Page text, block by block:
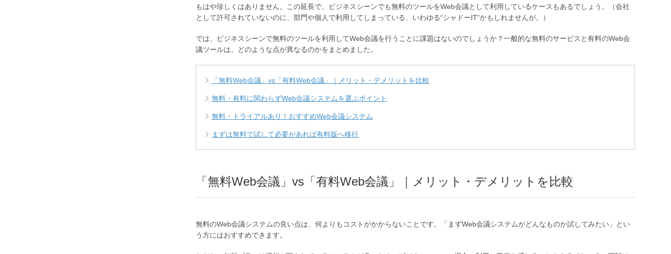
もはや珍しくはありません。この延長で、ビジネスシーンでも無料のツールをWeb会議として利用しているケースもあるでしょう。（会社
として許可されていないのに、部門や個人で利用してしまっている、いわゆる“シャドーIT”かもしれませんが。）
では、ビジネスシーンで無料のツールを利用してWeb会議を行うことに課題はないのでしょうか？一般的な無料のサービスと有料のWeb会
議ツールは、どのような点が異なるのかをまとめました。
「無料Web会議」vs「有料Web会議」｜メリット・デメリットを比較
無料・有料に関わらずWeb会議システムを選ぶポイント
無料・トライアルあり！おすすめWeb会議システム
まずは無料で試して必要があれば有料版へ移行
「無料Web会議」vs「有料Web会議」｜メリット・デメリットを比較
無料のWeb会議システムの良い点は、何よりもコストがかからないことです。「まずWeb会議システムがどんなものか試してみたい」とい
う方にはおすすめできます。